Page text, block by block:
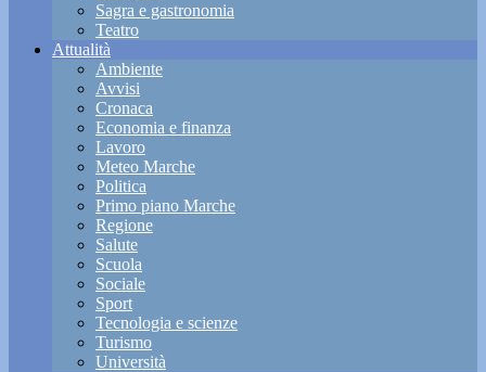
Sagra e gastronomia
Teatro
Attualità
Ambiente
Avvisi
Cronaca
Economia e finanza
Lavoro
Meteo Marche
Politica
Primo piano Marche
Regione
Salute
Scuola
Sociale
Sport
Tecnologia e scienze
Turismo
Università